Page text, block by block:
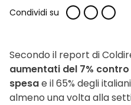
Condividi su
Secondo il report di
aumentati del 7% contro
spesae il 65% degli
almeno una volta alla